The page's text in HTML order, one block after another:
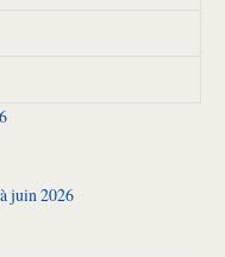
juin 2026